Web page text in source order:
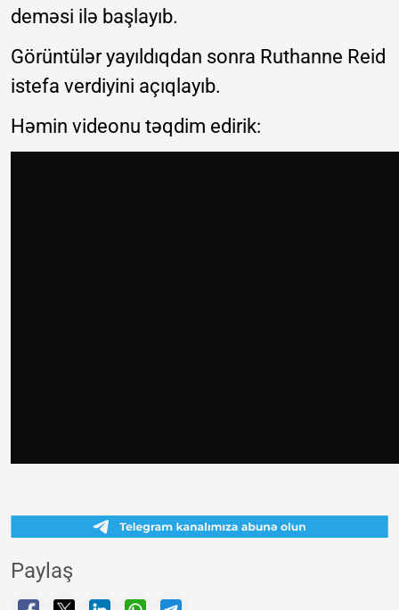
deməsi ilə başlayıb.
Görüntülər yayıldıqdan sonra Ruthanne Reid
istefa verdiyini açıqlayıb.
Həmin videonu təqdim edirik:
Paylaş